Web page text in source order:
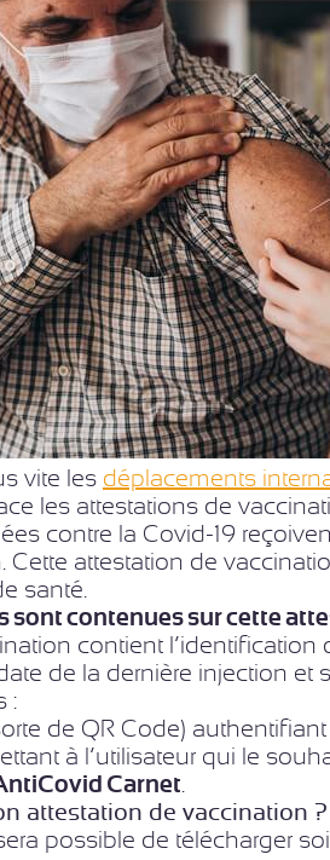
vite les déplacements
les attestations de
contre la Covid-19
Cette attestation de
santé.
sont contenues sur cette
contient
de la dernière injection
:
de QR Code)
à l’utilisateur qui le
Carnet.
attestation de vaccination ?
possible de télécharger